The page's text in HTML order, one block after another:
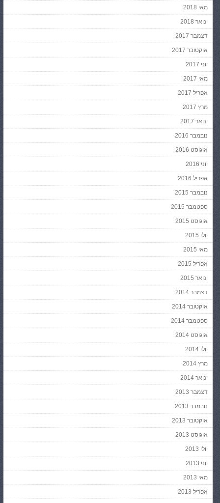
מאי 2018
ינואר 2018
דצמבר 2017
אוקטובר 2017
יוני 2017
מאי 2017
אפריל 2017
מרץ 2017
ינואר 2017
נובמבר 2016
אוגוסט 2016
יוני 2016
אפריל 2016
נובמבר 2015
ספטמבר 2015
אוגוסט 2015
יולי 2015
מאי 2015
אפריל 2015
ינואר 2015
דצמבר 2014
אוקטובר 2014
ספטמבר 2014
אוגוסט 2014
יולי 2014
מרץ 2014
ינואר 2014
דצמבר 2013
נובמבר 2013
אוקטובר 2013
אוגוסט 2013
יולי 2013
יוני 2013
מאי 2013
אפריל 2013